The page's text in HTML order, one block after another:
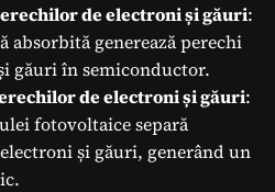
de electroni și găuri:
absorbită generează perechi
găuri în semiconductor.
de electroni și găuri:
fotovoltaice separă
și găuri, generând un